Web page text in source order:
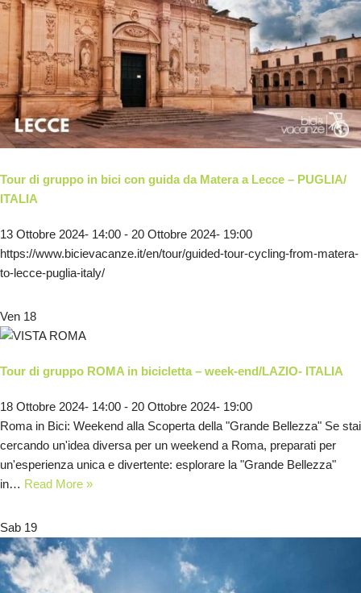
Tour di gruppo in bici con guida da Matera a Lecce – PUGLIA/
ITALIA
13 Ottobre 2024- 14:00 - 20 Ottobre 2024- 19:00
https://www.bicievacanze.it/en/tour/guided-tour-cycling-from-matera-
to-lecce-puglia-italy/
Ven 18
Tour di gruppo ROMA in bicicletta – week-end/LAZIO- ITALIA
18 Ottobre 2024- 14:00 - 20 Ottobre 2024- 19:00
Roma in Bici: Weekend alla Scoperta della "Grande Bellezza" Se stai
cercando un'idea diversa per un weekend a Roma, preparati per
un'esperienza unica e divertente: esplorare la "Grande Bellezza"
in… Read More »
Sab 19